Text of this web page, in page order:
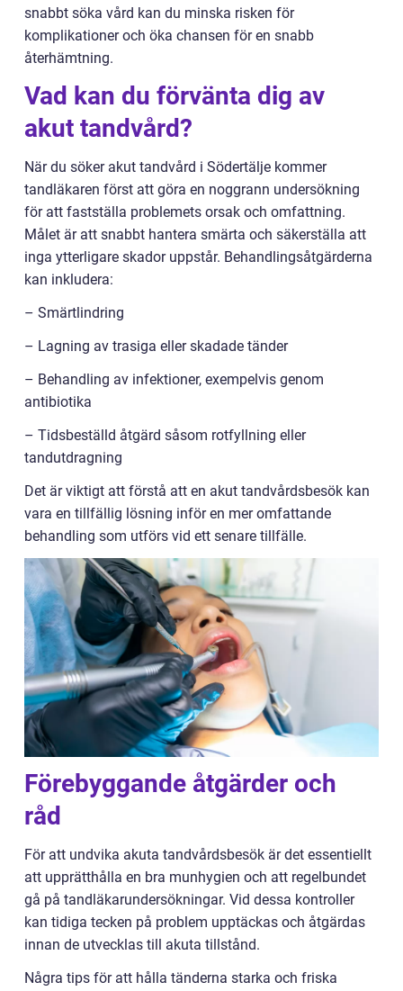
snabbt söka vård kan du minska risken för
komplikationer och öka chansen för en snabb
återhämtning.
Vad kan du förvänta dig av
akut tandvård?
När du söker akut tandvård i Södertälje kommer
tandläkaren först att göra en noggrann undersökning
för att fastställa problemets orsak och omfattning.
Målet är att snabbt hantera smärta och säkerställa att
inga ytterligare skador uppstår. Behandlingsåtgärderna
kan inkludera:
– Smärtlindring
– Lagning av trasiga eller skadade tänder
– Behandling av infektioner, exempelvis genom
antibiotika
– Tidsbeställd åtgärd såsom rotfyllning eller
tandutdragning
Det är viktigt att förstå att en akut tandvårdsbesök kan
vara en tillfällig lösning inför en mer omfattande
behandling som utförs vid ett senare tillfälle.
Förebyggande åtgärder och
råd
För att undvika akuta tandvårdsbesök är det essentiellt
att upprätthålla en bra munhygien och att regelbundet
gå på tandläkarundersökningar. Vid dessa kontroller
kan tidiga tecken på problem upptäckas och åtgärdas
innan de utvecklas till akuta tillstånd.
Några tips för att hålla tänderna starka och friska